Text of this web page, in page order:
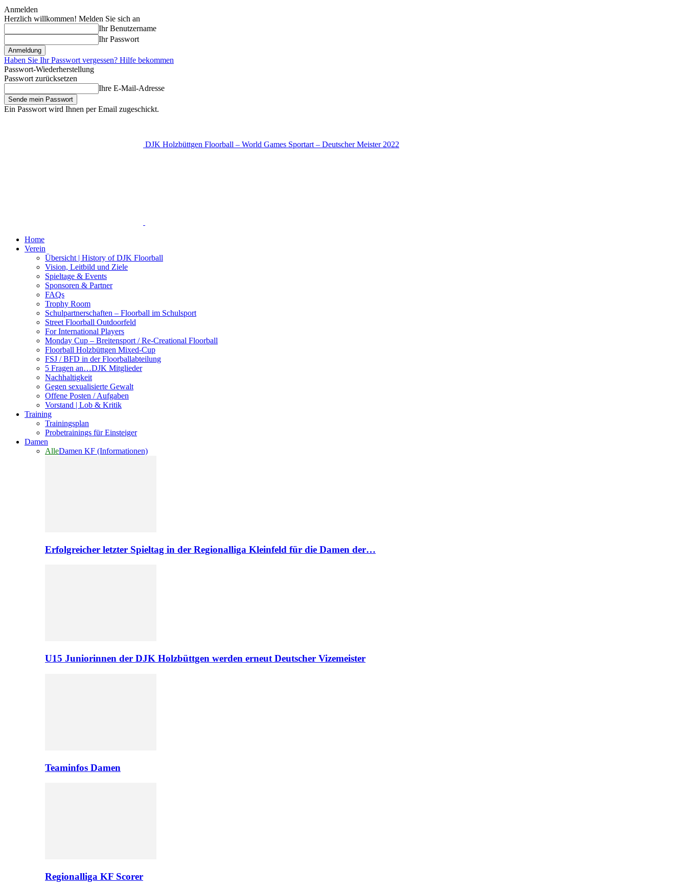
Anmelden
Herzlich willkommen! Melden Sie sich an
Ihr Benutzername
Ihr Passwort
Haben Sie Ihr Passwort vergessen? Hilfe bekommen
Passwort-Wiederherstellung
Passwort zurücksetzen
Ihre E-Mail-Adresse
Ein Passwort wird Ihnen per Email zugeschickt.
DJK Holzbüttgen Floorball – World Games Sportart – Deutscher Meister 2022
Home
Verein
Übersicht | History of DJK Floorball
Vision, Leitbild und Ziele
Spieltage & Events
Sponsoren & Partner
FAQs
Trophy Room
Schulpartnerschaften – Floorball im Schulsport
Street Floorball Outdoorfeld
For International Players
Monday Cup – Breitensport / Re-Creational Floorball
Floorball Holzbüttgen Mixed-Cup
FSJ / BFD in der Floorballabteilung
5 Fragen an…DJK Mitglieder
Nachhaltigkeit
Gegen sexualisierte Gewalt
Offene Posten / Aufgaben
Vorstand | Lob & Kritik
Training
Trainingsplan
Probetrainings für Einsteiger
Damen
AlleDamen KF (Informationen)
Erfolgreicher letzter Spieltag in der Regionalliga Kleinfeld für die Damen der…
U15 Juniorinnen der DJK Holzbüttgen werden erneut Deutscher Vizemeister
Teaminfos Damen
Regionalliga KF Scorer